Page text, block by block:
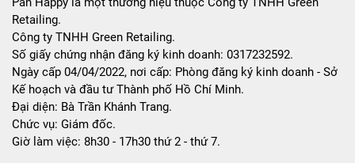
Retailing.
Công ty TNHH Green Retailing.
Số giấy chứng nhận đăng ký kinh doanh: 0317232592.
Ngày cấp 04/04/2022, nơi cấp: Phòng đăng ký kinh doanh - Sở
Kế hoạch và đầu tư Thành phố Hồ Chí Minh.
Đại diện: Bà Trần Khánh Trang.
Chức vụ: Giám đốc.
Giờ làm việc: 8h30 - 17h30 thứ 2 - thứ 7.